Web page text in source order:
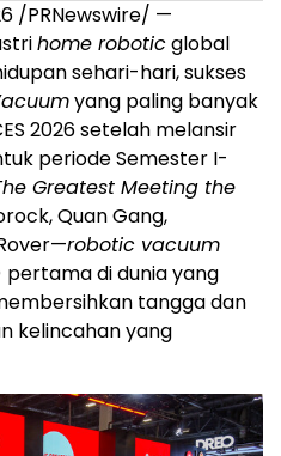
/PRNewswire/ —
home roboticglobal
sehari-hari, sukses
yang paling banyak
2026 setelah melansir
periode Semester I-
Greatest Meeting the
Quan Gang,
robotic vacuum
pertama di dunia yang
tangga dan
kelincahan yang